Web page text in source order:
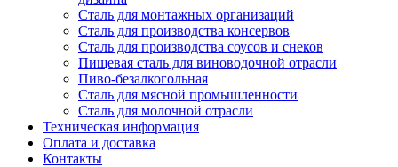
Сталь для монтажных организаций
Сталь для производства консервов
Сталь для производства соусов и снеков
Пищевая сталь для виноводочной отрасли
Пиво-безалкогольная
Сталь для мясной промышленности
Сталь для молочной отрасли
Техническая информация
Оплата и доставка
Контакты